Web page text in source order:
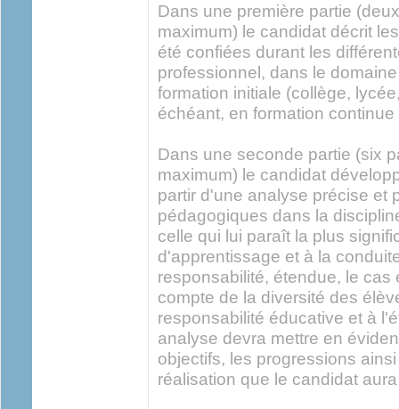
Dans une première partie
maximum) le candidat décrit
été confiées durant les
professionnel, dans le
formation initiale (collège,
échéant, en formation
Dans une seconde partie (six
maximum) le candidat
partir d'une analyse précise et
pédagogiques dans la
celle qui lui paraît la plus
d'apprentissage et à la
responsabilité, étendue, le cas
compte de la diversité des
responsabilité éducative et à
analyse devra mettre en
objectifs, les progressions
réalisation que le candidat